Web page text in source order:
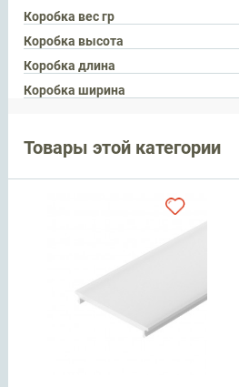
Коробка вес гр
Коробка высота
Коробка длина
Коробка ширина
Товары этой категории